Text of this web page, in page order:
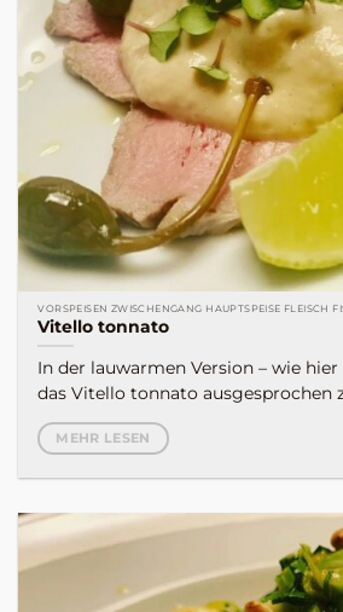
VORSPEISEN ZWISCHENGANG HAUPTSPEISE FLEISCH
Vitello tonnato
In der lauwarmen Version – wie
das Vitello tonnato ausgesprochen
MEHR LESEN